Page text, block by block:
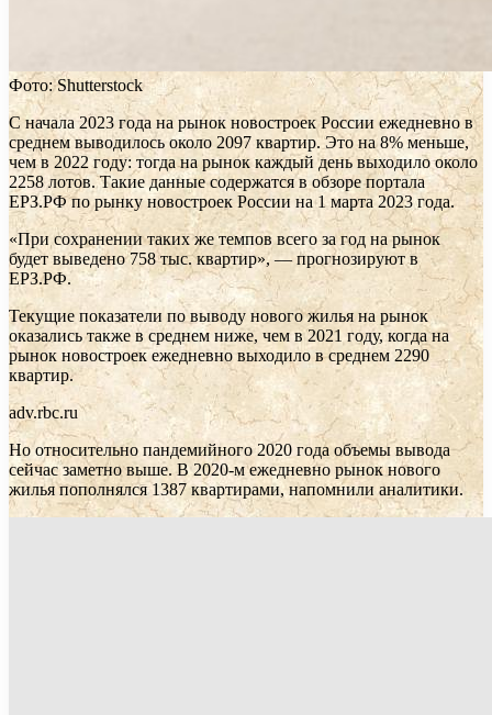
Фото: Shutterstock
С начала 2023 года на рынок новостроек России ежедневно в
среднем выводилось около 2097 квартир. Это на 8% меньше,
чем в 2022 году: тогда на рынок каждый день выходило около
2258 лотов. Такие данные содержатся в обзоре портала
ЕРЗ.РФ по рынку новостроек России на 1 марта 2023 года.
«При сохранении таких же темпов всего за год на рынок
будет выведено 758 тыс. квартир», — прогнозируют в
ЕРЗ.РФ.
Текущие показатели по выводу нового жилья на рынок
оказались также в среднем ниже, чем в 2021 году, когда на
рынок новостроек ежедневно выходило в среднем 2290
квартир.
adv.rbc.ru
Но относительно пандемийного 2020 года объемы вывода
сейчас заметно выше. В 2020-м ежедневно рынок нового
жилья пополнялся 1387 квартирами, напомнили аналитики.